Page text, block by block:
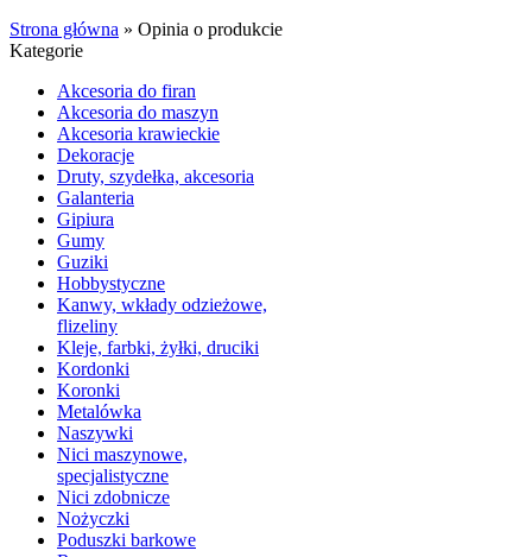
Strona główna » Opinia o produkcie
Kategorie
Akcesoria do firan
Akcesoria do maszyn
Akcesoria krawieckie
Dekoracje
Druty, szydełka, akcesoria
Galanteria
Gipiura
Gumy
Guziki
Hobbystyczne
Kanwy, wkłady odzieżowe,
flizeliny
Kleje, farbki, żyłki, druciki
Kordonki
Koronki
Metalówka
Naszywki
Nici maszynowe,
specjalistyczne
Nici zdobnicze
Nożyczki
Poduszki barkowe